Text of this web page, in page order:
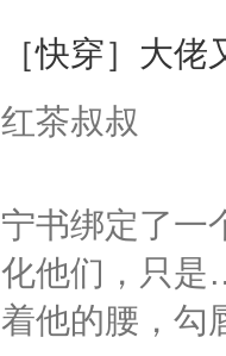
［快穿］大
红茶叔叔
宁书绑定了一
化他们，只是
着他的腰，勾